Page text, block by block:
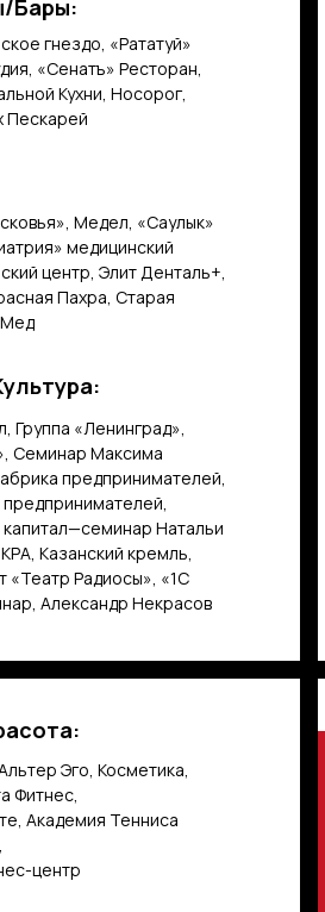
Бары:
гнездо, «Рататуй»
«Сенатъ» Ресторан,
Кухни, Носорог,
Пескарей
Группа «Ленинград»,
Семинар Максима
предпринимателей,
предпринимателей,
Натальи
Казанский кремль,
«Театр Радиосы», «1С
Александр Некрасов
Медел, «Саулык»
медицинский
центр, Элит Денталь+,
Пахра, Старая
Мед
Эго, Косметика,
Фитнес,
Академия Тенниса
центр